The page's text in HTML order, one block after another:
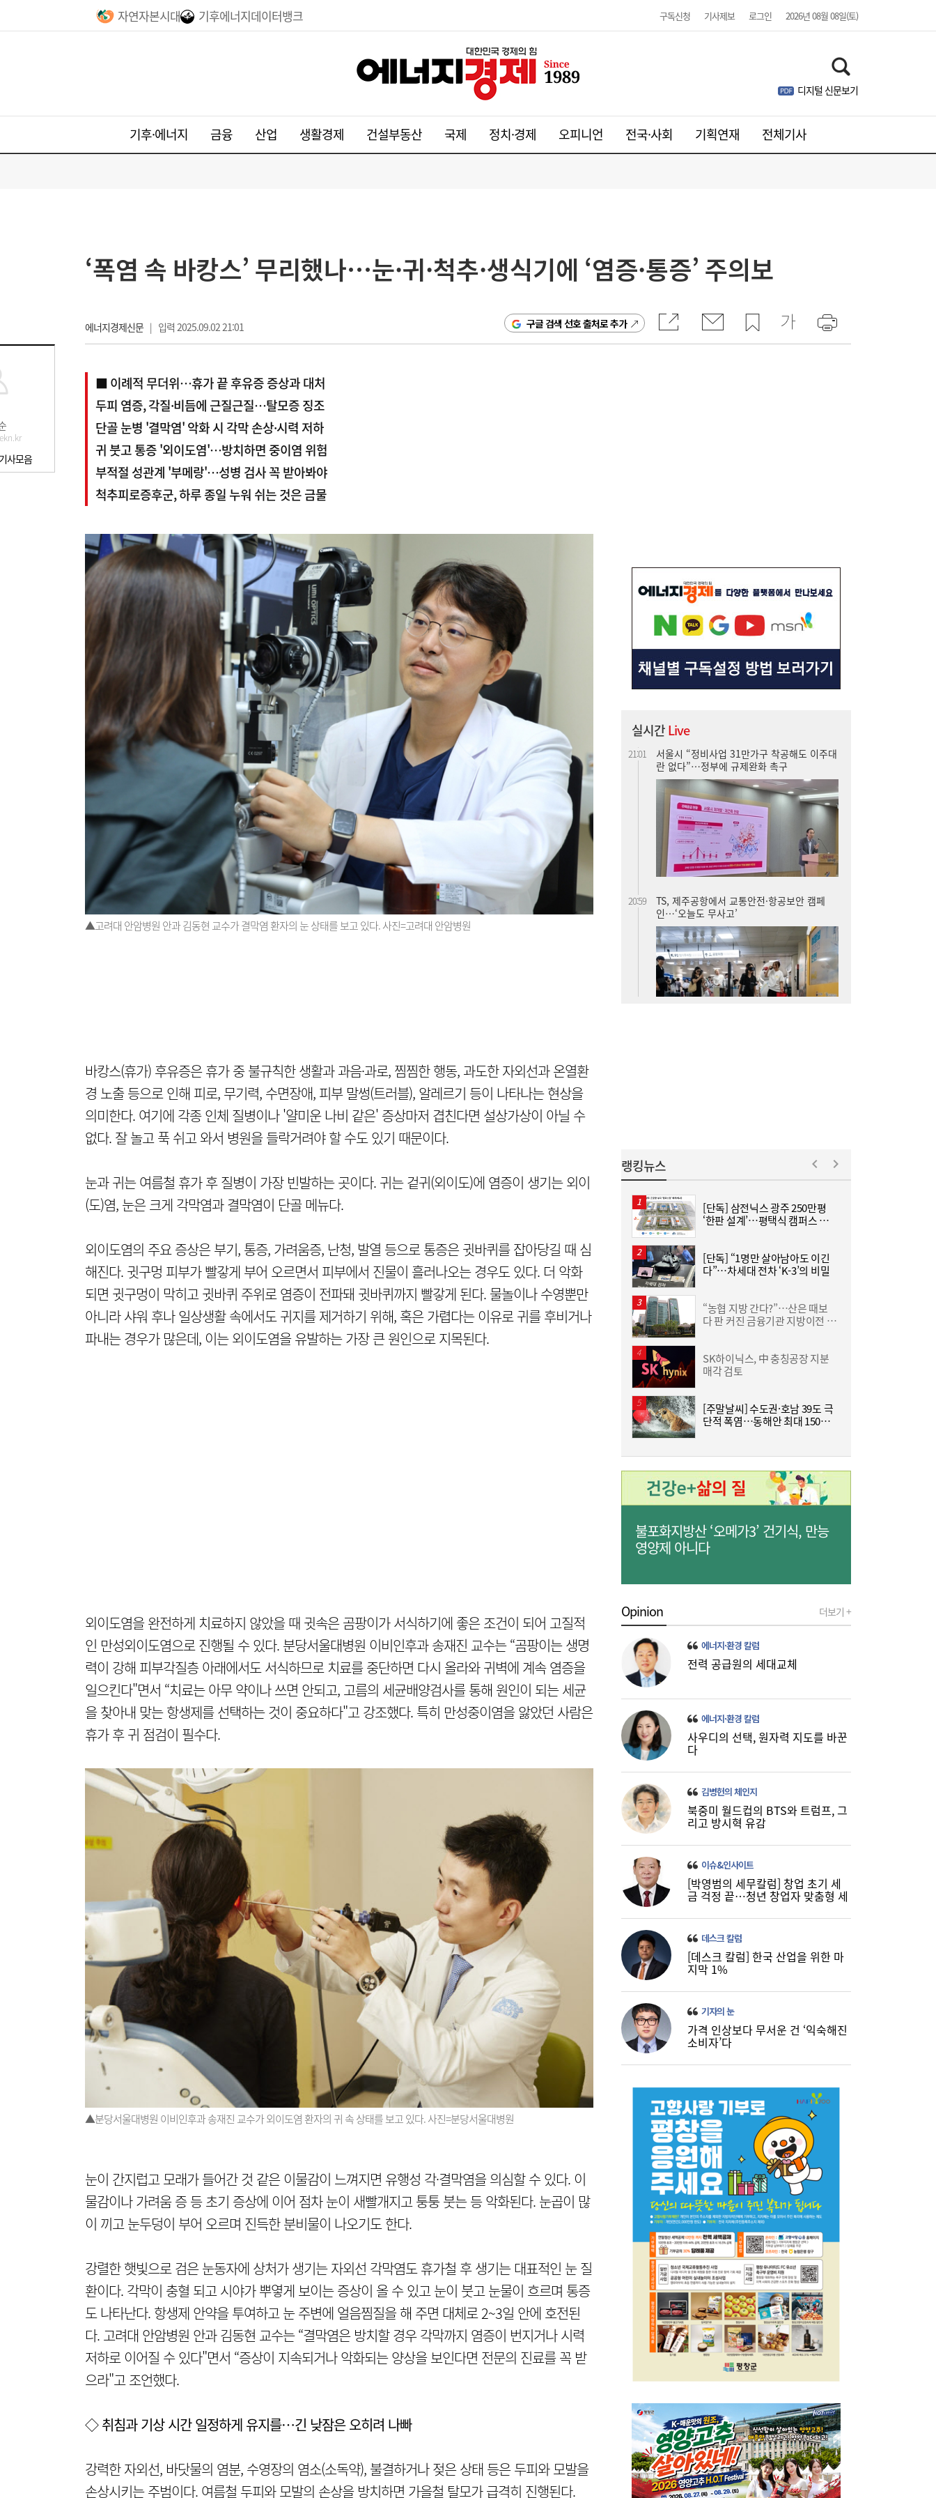
자연자본시대 기후에너지데이터뱅크 구독신청 기사제보 로그인 2026년 08월 08일(토)
디지털 신문보기
기후·에너지 금융 산업 생활경제 건설부동산 국제 정치·경제 오피니언 전국·사회 기획연재 전체기사
사모음
‘폭염 속 바캉스’ 무리했나…눈·귀·척추·생식기에 ‘염증·통증’ 주의보
에너지경제신문| 입력 2025.09.02 21:01 구글 검색 선호 출처로 추가
■ 이례적 무더위…휴가 끝 후유증 증상과 대처
두피 염증, 각질·비듬에 근질근질…탈모증 징조
단골 눈병 '결막염' 악화 시 각막 손상·시력 저하
귀 붓고 통증 '외이도염'…방치하면 중이염 위험
부적절 성관계 '부메랑'…성병 검사 꼭 받아봐야
척추피로증후군, 하루 종일 누워 쉬는 것은 금물
▲고려대 안암병원 안과 김동현 교수가 결막염 환자의 눈 상태를 보고 있다. 사진=고려대 안암병원
바캉스(휴가) 후유증은 휴가 중 불규칙한 생활과 과음·과로, 찜찜한 행동, 과도한 자외선과 온열환
경 노출 등으로 인해 피로, 무기력, 수면장애, 피부 말썽(트러블), 알레르기 등이 나타나는 현상을
의미한다. 여기에 각종 인체 질병이나 '얄미운 나비 같은' 증상마저 겹친다면 설상가상이 아닐 수
없다. 잘 놀고 푹 쉬고 와서 병원을 들락거려야 할 수도 있기 때문이다.
눈과 귀는 여름철 휴가 후 질병이 가장 빈발하는 곳이다. 귀는 겉귀(외이도)에 염증이 생기는 외이
(도)염, 눈은 크게 각막염과 결막염이 단골 메뉴다.
외이도염의 주요 증상은 부기, 통증, 가려움증, 난청, 발열 등으로 통증은 귓바퀴를 잡아당길 때 심
해진다. 귓구멍 피부가 빨갛게 부어 오르면서 피부에서 진물이 흘러나오는 경우도 있다. 더 악화
되면 귓구멍이 막히고 귓바퀴 주위로 염증이 전파돼 귓바퀴까지 빨갛게 된다. 물놀이나 수영뿐만
아니라 샤워 후나 일상생활 속에서도 귀지를 제거하기 위해, 혹은 가렵다는 이유로 귀를 후비거나
파내는 경우가 많은데, 이는 외이도염을 유발하는 가장 큰 원인으로 지목된다.
외이도염을 완전하게 치료하지 않았을 때 귓속은 곰팡이가 서식하기에 좋은 조건이 되어 고질적
인 만성외이도염으로 진행될 수 있다. 분당서울대병원 이비인후과 송재진 교수는 “곰팡이는 생명
력이 강해 피부각질층 아래에서도 서식하므로 치료를 중단하면 다시 올라와 귀벽에 계속 염증을
일으킨다"면서 “치료는 아무 약이나 쓰면 안되고, 고름의 세균배양검사를 통해 원인이 되는 세균
을 찾아내 맞는 항생제를 선택하는 것이 중요하다"고 강조했다. 특히 만성중이염을 앓았던 사람은
휴가 후 귀 점검이 필수다.
▲분당서울대병원 이비인후과 송재진 교수가 외이도염 환자의 귀 속 상태를 보고 있다. 사진=분당서울대병원
눈이 간지럽고 모래가 들어간 것 같은 이물감이 느껴지면 유행성 각·결막염을 의심할 수 있다. 이
물감이나 가려움 증 등 초기 증상에 이어 점차 눈이 새빨개지고 퉁퉁 붓는 등 악화된다. 눈곱이 많
이 끼고 눈두덩이 부어 오르며 진득한 분비물이 나오기도 한다.
강렬한 햇빛으로 검은 눈동자에 상처가 생기는 자외선 각막염도 휴가철 후 생기는 대표적인 눈 질
환이다. 각막이 충혈 되고 시야가 뿌옇게 보이는 증상이 올 수 있고 눈이 붓고 눈물이 흐르며 통증
도 나타난다. 항생제 안약을 투여하고 눈 주변에 얼음찜질을 해 주면 대체로 2~3일 안에 호전된
다. 고려대 안암병원 안과 김동현 교수는 “결막염은 방치할 경우 각막까지 염증이 번지거나 시력
저하로 이어질 수 있다"면서 “증상이 지속되거나 악화되는 양상을 보인다면 전문의 진료를 꼭 받
으라"고 조언했다.
◇ 취침과 기상 시간 일정하게 유지를…긴 낮잠은 오히려 나빠
강력한 자외선, 바닷물의 염분, 수영장의 염소(소독약), 불결하거나 젖은 상태 등은 두피와 모발을
손상시키는 주범이다. 여름철 두피와 모발의 손상을 방치하면 가을철 탈모가 급격히 진행된다.
실시간Live
서울시 “정비사업 31만가구 착공해도 이주대
란 없다”…정부에 규제완화 촉구
20:59
TS, 제주공항에서 교통안전·항공보안 캠페
인…‘오늘도 무사고’
SK하이닉스 54조 베팅…용인엔 D램, 청주는
낸드
19:32
사상 최대 실적 이어가는 SK하이닉스…분기
배당 375원
19:26
통신 3사, AIDC로 실적 개선…남은 과제는
‘수익성’
19:24
금호석화, 2분기 영업익 5배 급증…3분기 수
익성은 ‘글쎄’
19:20
‘적자 전환’
랭킹뉴스
[단독] 삼전닉스 광주 250만평
‘한판 설계’…평택식 캠퍼스 들
[단독] “1명만 살아남아도 이긴
다”…차세대 전차 ‘K-3’의 비밀
“농협 지방 간다?”…산은 때보
다 판 커진 금융기관 지방이전 논
SK하이닉스, 中 충칭공장 지분
매각 검토
[주말날씨] 수도권·호남 39도 극
단적 폭염…동해안 최대 150㎜
불포화지방산 ‘오메가3’ 건기식, 만능
영양제 아니다
Opinion 더보기 +
에너지·환경 칼럼
전력 공급원의 세대교체
에너지·환경 칼럼
사우디의 선택, 원자력 지도를 바꾼
다
김병헌의 체인지
북중미 월드컵의 BTS와 트럼프, 그
리고 방시혁 유감
이슈&인사이트
[박영범의 세무칼럼] 창업 초기 세
금 걱정 끝…청년 창업자 맞춤형 세
데스크 칼럼
[데스크 칼럼] 한국 산업을 위한 마
지막 1%
기자의 눈
가격 인상보다 무서운 건 ‘익숙해진
소비자’다